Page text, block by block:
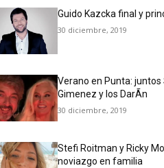
Guido Kazcka final y
30 diciembre, 2019
Verano en Punta: juntos
Gimenez y los DarÃ­n
30 diciembre, 2019
Stefi Roitman y Ricky
noviazgo en familia